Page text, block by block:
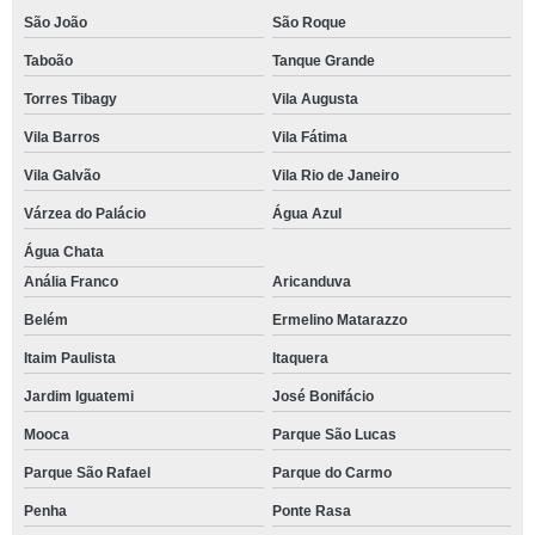
São João São Roque
Taboão Tanque Grande
Torres Tibagy Vila Augusta
Vila Barros Vila Fátima
Vila Galvão Vila Rio de Janeiro
Várzea do Palácio Água Azul
Água Chata
Anália Franco
Aricanduva
Belém Ermelino Matarazzo
Itaim Paulista Itaquera
Jardim Iguatemi José Bonifácio
Mooca Parque São Lucas
Parque São Rafael Parque do Carmo
Penha Ponte Rasa